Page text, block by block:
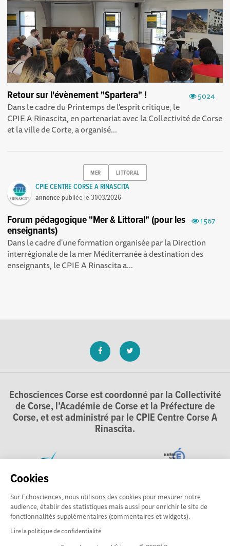
Cookies
Sur Echosciences, nous utilisons des cookies pour mesurer notre
audience, établir des statistiques mais aussi pour enrichir le site de
fonctionnalités supplémentaires (commentaires et widgets).
Lire la politique de confidentialité
5024
Retour sur l'évènement "Spartera" !
Dans le cadre du Printemps de l'esprit critique, le
CPIE A Rinascita, en partenariat avec la Collectivité de Corse
et la ville de Corte, a organisé...
MER LITTORAL
CPIE CENTRE CORSE A RINASCITA
annonce publiée le31/03/2026
1567
Forum pédagogique "Mer & Littoral" (pour les
enseignants)
Dans le cadre d'une formation organisée par la Direction
interrégionale de la mer Méditerranée à destination des
enseignants, le CPIE A Rinascita a...
Echosciences Corse est coordonné par la Collectivité
de Corse, l’Académie de Corse et la Préfecture de
Corse, et est administré par le CPIE Centre Corse A
Rinascita.